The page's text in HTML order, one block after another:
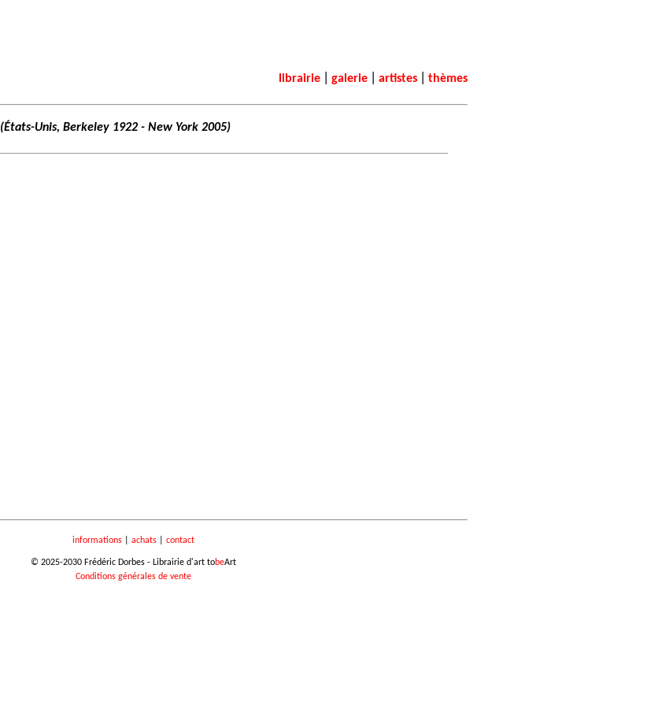
librairie galerie artistes thèmes
(États-Unis, Berkeley 1922 - New York 2005)
informations| achats| contact
© 2025-2030 Frédéric Dorbes - Librairie d'art tobeArt
Conditions générales de vente